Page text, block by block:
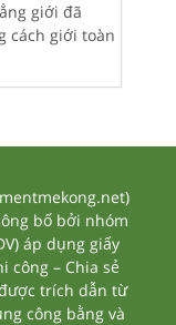
giới đã
cách giới toàn
bố bởi nhóm
áp dụng giấy
công – Chia sẻ
trích dẫn từ
công bằng và